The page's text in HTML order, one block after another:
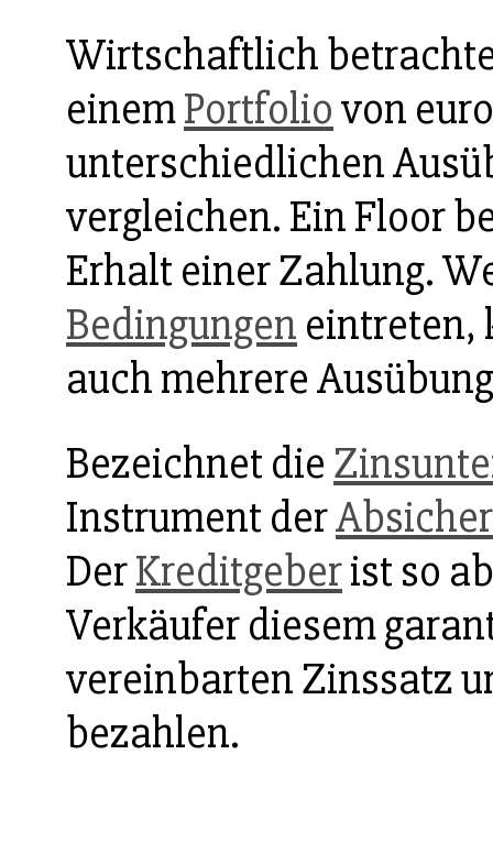
Wirtschaftlich
einemPortfoliovon
unterschiedlichen
vergleichen. Ein Floor
Erhalt einer Zahlung.
Bedingungen eintreten,
auch mehrere
Bezeichnet die
Instrument der
DerKreditgeberist so
Verkäufer diesem
vereinbarten Zinssatz
bezahlen.